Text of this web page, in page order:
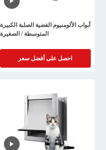
أبواب الألومنيوم الفضية الصلبة الكبيرة
المتوسطة / الصغيرة
احصل على أفضل سعر